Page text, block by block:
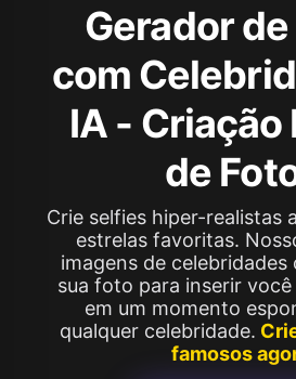
Gerador
com
IA - Criação
de
Crie selfies hiper-realistas
estrelas favoritas.
imagens de celebridades
sua foto para inserir
em um momento
qualquer celebridade.
famosos